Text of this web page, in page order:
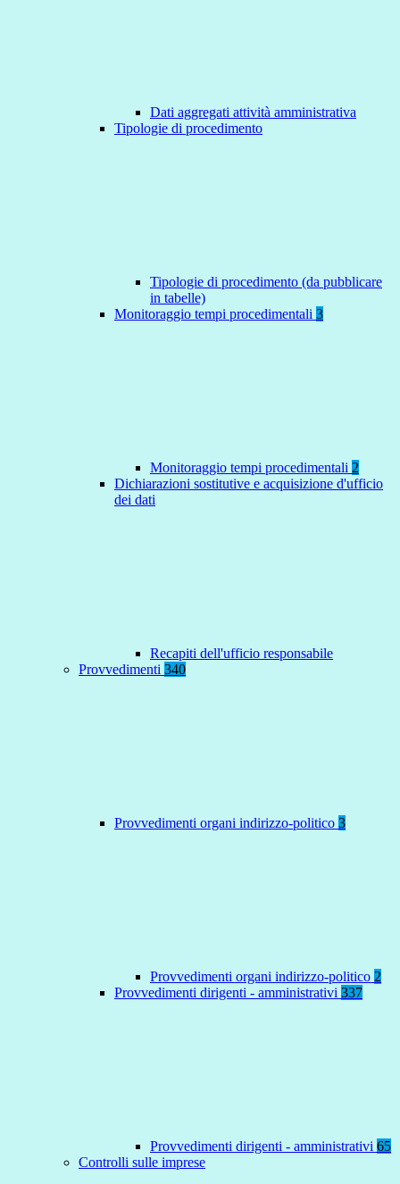
Dati aggregati attività amministrativa
Tipologie di procedimento
Tipologie di procedimento (da pubblicare
in tabelle)
Monitoraggio tempi procedimentali 3
Monitoraggio tempi procedimentali 2
Dichiarazioni sostitutive e acquisizione d'ufficio
dei dati
Recapiti dell'ufficio responsabile
Provvedimenti 340
Provvedimenti organi indirizzo-politico 3
Provvedimenti organi indirizzo-politico 2
Provvedimenti dirigenti - amministrativi 337
Provvedimenti dirigenti - amministrativi 65
Controlli sulle imprese